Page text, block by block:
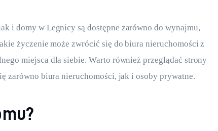
i domy w Legnicy są dostępne zarówno do wynajmu,
życzenie może zwrócić się do biura nieruchomości z
miejsca dla siebie. Warto również przeglądać strony
zarówno biura nieruchomości, jak i osoby prywatne.